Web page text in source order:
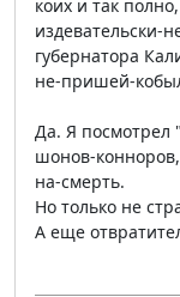
коих и так
издевательски-
губернатора
не-пришей-
Да. Я посмотрел
шонов-
на-смерть.
Но только не
А еще